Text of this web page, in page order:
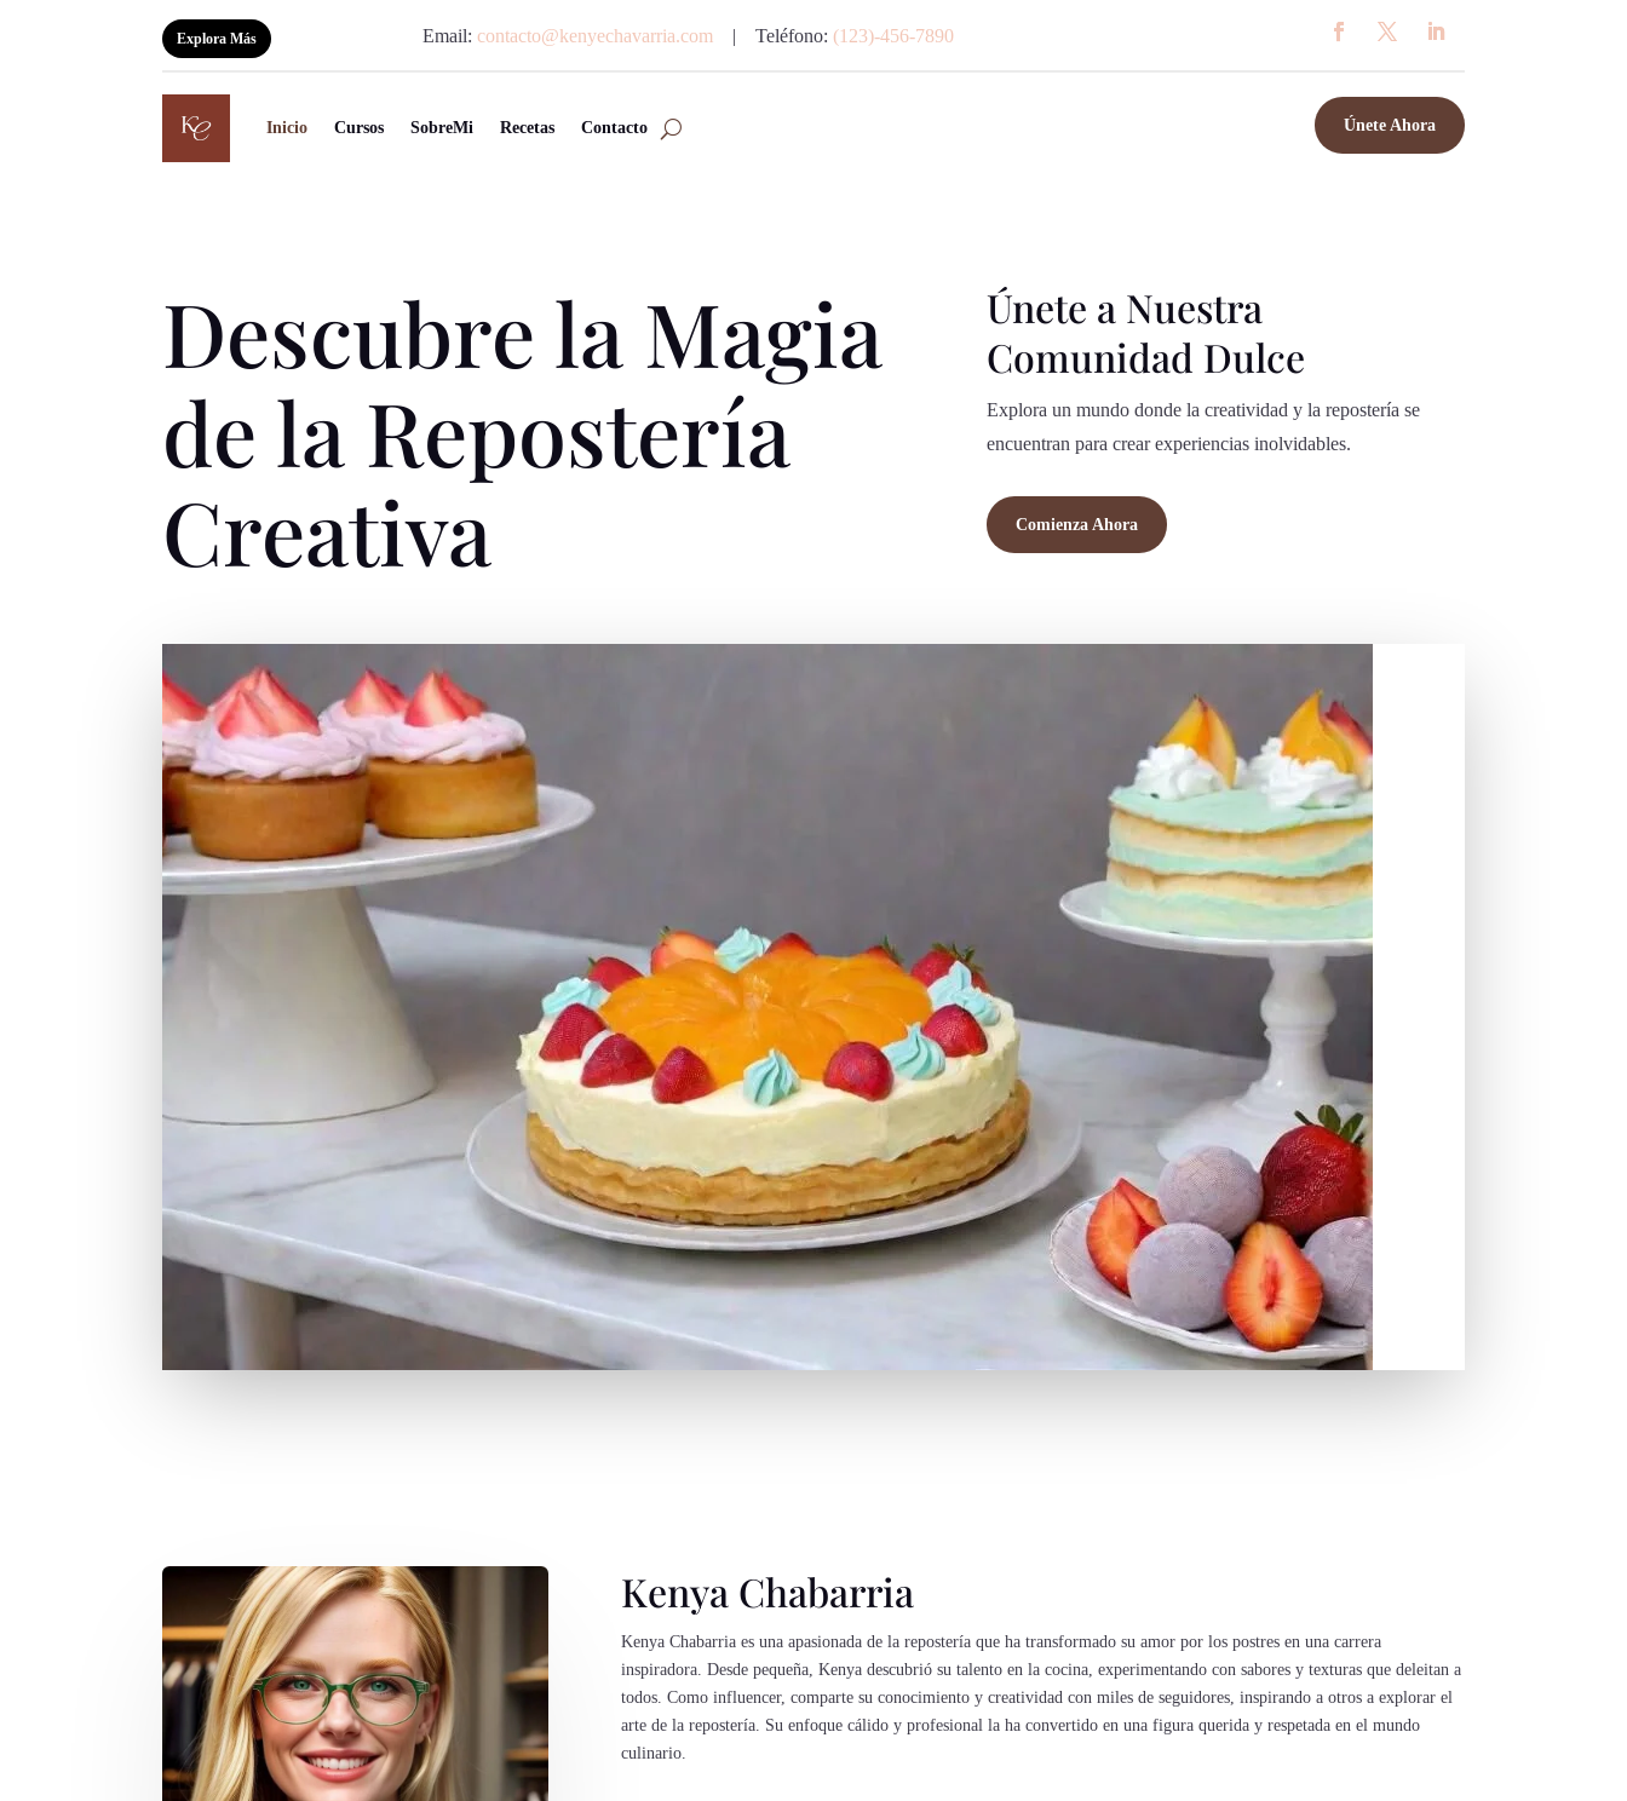
Explora Más Email:contacto@kenyechavarria.com | Teléfono: (123)-456-7890
Inicio Cursos SobreMi Recetas Contacto Únete Ahora
Descubre la Magia
de la Repostería
Creativa
Únete a Nuestra
Comunidad Dulce
Explora un mundo donde la creatividad y la repostería se
encuentran para crear experiencias inolvidables.
Comienza Ahora
Kenya Chabarria
Kenya Chabarria es una apasionada de la repostería que ha transformado su amor por los postres en una carrera
inspiradora. Desde pequeña, Kenya descubrió su talento en la cocina, experimentando con sabores y texturas que deleitan a
todos. Como influencer, comparte su conocimiento y creatividad con miles de seguidores, inspirando a otros a explorar el
arte de la repostería. Su enfoque cálido y profesional la ha convertido en una figura querida y respetada en el mundo
culinario.